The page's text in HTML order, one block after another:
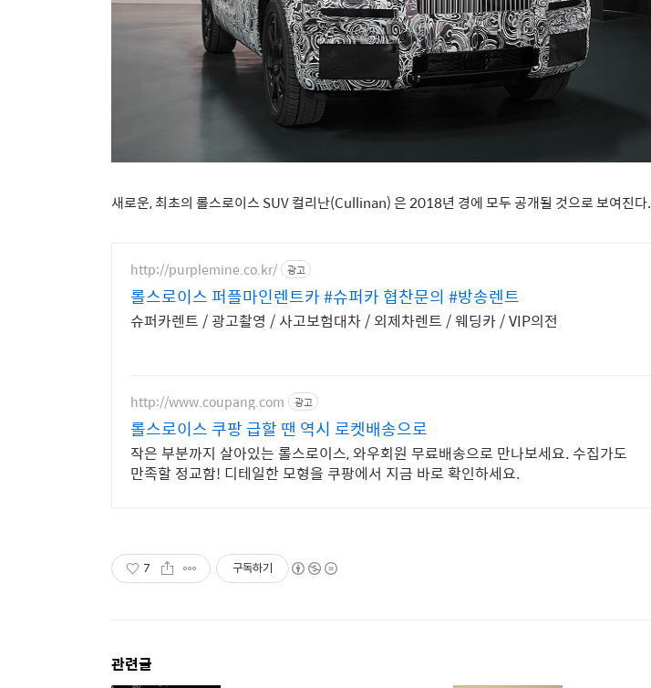
새로운, 최초의 롤스로이스 SUV 컬리난(Cullinan) 은 2018년 경에 모두 공개될 것으로 보여진다.
http://purplemine.co.kr/ 광고
롤스로이스 퍼플마인렌트카 #슈퍼카 협찬문의 #방송렌트
슈퍼카렌트 / 광고촬영 / 사고보험대차 / 외제차렌트 / 웨딩카 / VIP의전
http://www.coupang.com 광고
롤스로이스 쿠팡 급할 땐 역시 로켓배송으로
작은 부분까지 살아있는 롤스로이스, 와우회원 무료배송으로 만나보세요. 수집가도
만족할 정교함! 디테일한 모형을 쿠팡에서 지금 바로 확인하세요.
7 구독하기
관련글